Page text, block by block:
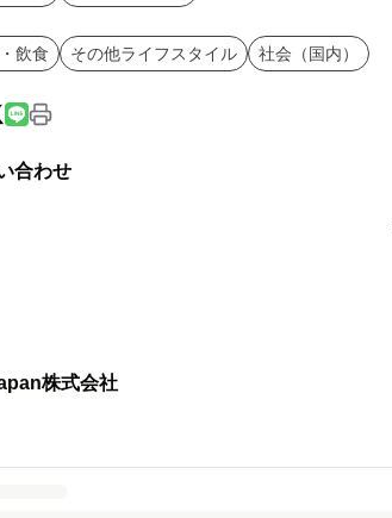
飲食 その他ライフスタイル 社会（国内）
合わせ
株式会社